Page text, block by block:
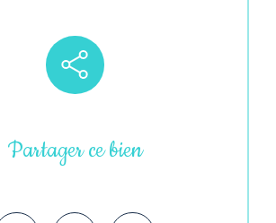
Partager ce bien